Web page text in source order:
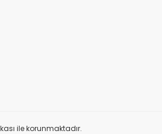
ile korunmaktadır.